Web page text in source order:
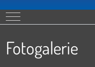
Mobile Menu Toggle
Fotogalerie